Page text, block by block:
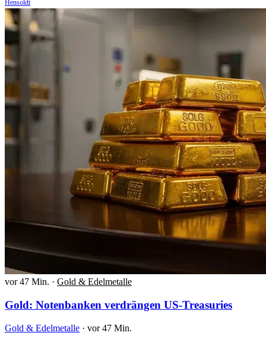
Hensoldt
vor 47 Min. · Gold & Edelmetalle
Gold: Notenbanken verdrängen US-Treasuries
Gold & Edelmetalle · vor 47 Min.